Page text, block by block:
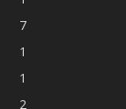
7
1
1
2